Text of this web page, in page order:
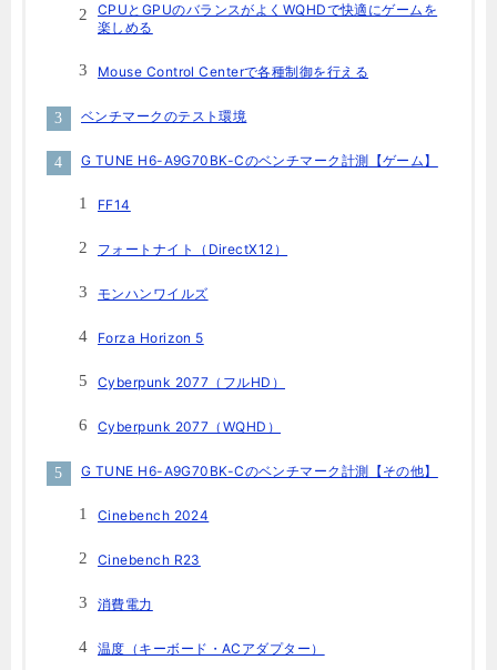
CPUとGPUのバランスがよくWQHDで快適にゲームを
楽しめる
Mouse Control Centerで各種制御を行える
ベンチマークのテスト環境
G TUNE H6-A9G70BK-Cのベンチマーク計測【ゲーム】
FF14
フォートナイト（DirectX12）
モンハンワイルズ
Forza Horizon 5
Cyberpunk 2077（フルHD）
Cyberpunk 2077（WQHD）
G TUNE H6-A9G70BK-Cのベンチマーク計測【その他】
Cinebench 2024
Cinebench R23
消費電力
温度（キーボード・ACアダプター）